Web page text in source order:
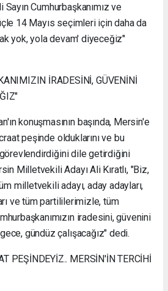
Cumhurbaşkanımız ve
14 Mayıs seçimleri için daha da
yok, yola devam' diyeceğiz"
İRADESİNİ, GÜVENİNİ
konuşmasının başında, Mersin'e
peşinde olduklarını ve bu
dile getirdiğini
Milletvekili Adayı Ali Kıratlı, "Biz,
milletvekili adayı, aday adayları,
ve tüm partililerimizle, tüm
iradesini, güvenini
gündüz çalışacağız" dedi.
PEŞİNDEYİZ.. MERSİN'İN TERCİHİ